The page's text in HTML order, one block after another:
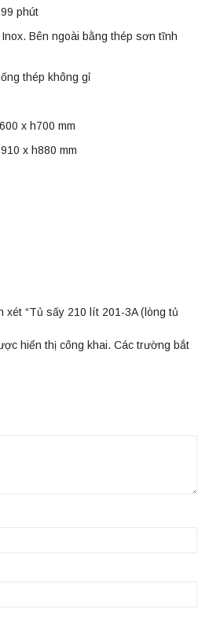
phút
Bên ngoài bằng thép sơn tĩnh
thép không gỉ
x h700 mm
x h880 mm
xét “Tủ sấy 210 lít 201-3A (lòng tủ
hiển thị công khai. Các trường bắt